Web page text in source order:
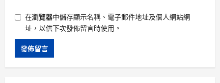
在瀏覽器中儲存顯示名稱、電子郵件地址及個人網站網
址，以供下次發佈留言時使用。